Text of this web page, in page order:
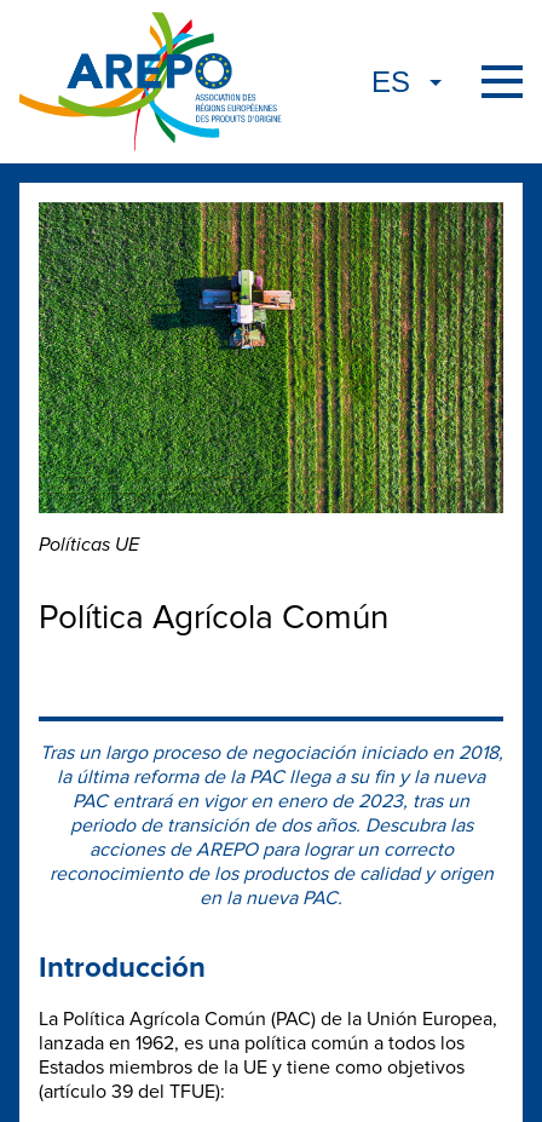
Políticas UE
Política Agrícola Común
Tras un largo proceso de negociación iniciado en 2018,
la última reforma de la PAC llega a su fin y la nueva
PAC entrará en vigor en enero de 2023, tras un
periodo de transición de dos años. Descubra las
acciones de AREPO para lograr un correcto
reconocimiento de los productos de calidad y origen
en la nueva PAC.
Introducción
La Política Agrícola Común (PAC) de la Unión Europea,
lanzada en 1962, es una política común a todos los
Estados miembros de la UE y tiene como objetivos
(artículo 39 del TFUE):